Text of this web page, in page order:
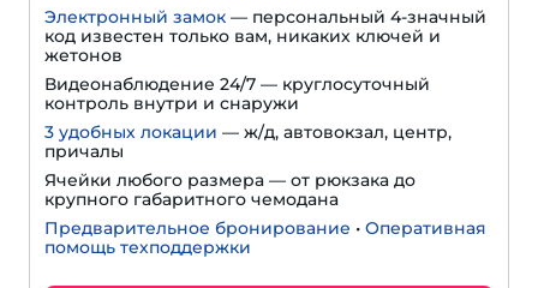
Электронный замок — персональный 4-значный
код известен только вам, никаких ключей и
жетонов
Видеонаблюдение 24/7 — круглосуточный
контроль внутри и снаружи
3 удобных локации — ж/д, автовокзал, центр,
причалы
Ячейки любого размера — от рюкзака до
крупного габаритного чемодана
Предварительное бронирование • Оперативная
помощь техподдержки